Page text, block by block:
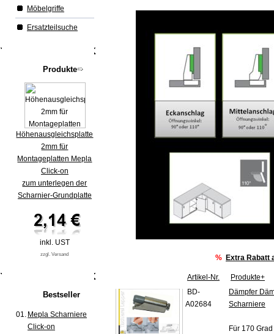
Möbelgriffe
Ersatzteilsuche
Produkte
Höhenausgleichsplatte
2mm für
Montageplatten Mepla
Click-on
zum unterlegen der
Scharnier-Grundplatte
inkl. UST
zzgl. Versand
Bestseller
01. Mepla Scharniere
Click-on
% Extra Rabatt
Artikel-Nr.
Produkte+
BD-
A02684
Dämpfer
Scharniere
Für 170